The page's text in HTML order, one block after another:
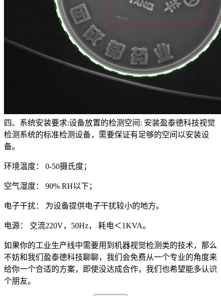
四、系统安装要求:设备放置的检测空间: 安装盈泰德科技视觉
检测系统的标准检测设备，需要保证有足够的空间以安装设
备。
环境温度： 0-50摄氏度；
空气湿度： 90% RH以下；
电子干扰： 为设备提供电子干扰较小的地方。
电源： 交流220V，50Hz， 耗电＜1KVA。
如果你的工业生产线中需要用到机器视觉检测类的技术，那么
不妨和我们盈泰德科技聊聊，我们会免费从一个专业的角度来
给你一个合适的方案，即使没达成合作，我们也希望能多认识
个朋友。